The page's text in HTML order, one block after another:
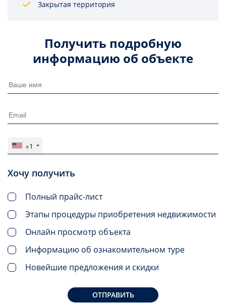
Закрытая территория
Получить подробную
информацию об объекте
+1
Хочу получить
Полный прайс-лист
Этапы процедуры приобретения недвижимости
Онлайн просмотр объекта
Информацию об ознакомительном туре
Новейшие предложения и скидки
ОТПРАВИТЬ